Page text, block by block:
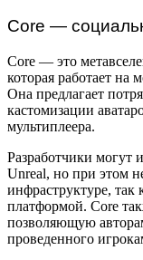
Core —
Core — это
которая работает
Она предлагает
кастомизации
мультиплеера.
Разработчики могут
Unreal, но при этом
инфраструктуре, так
платформой. Core
позволяющую
проведенного